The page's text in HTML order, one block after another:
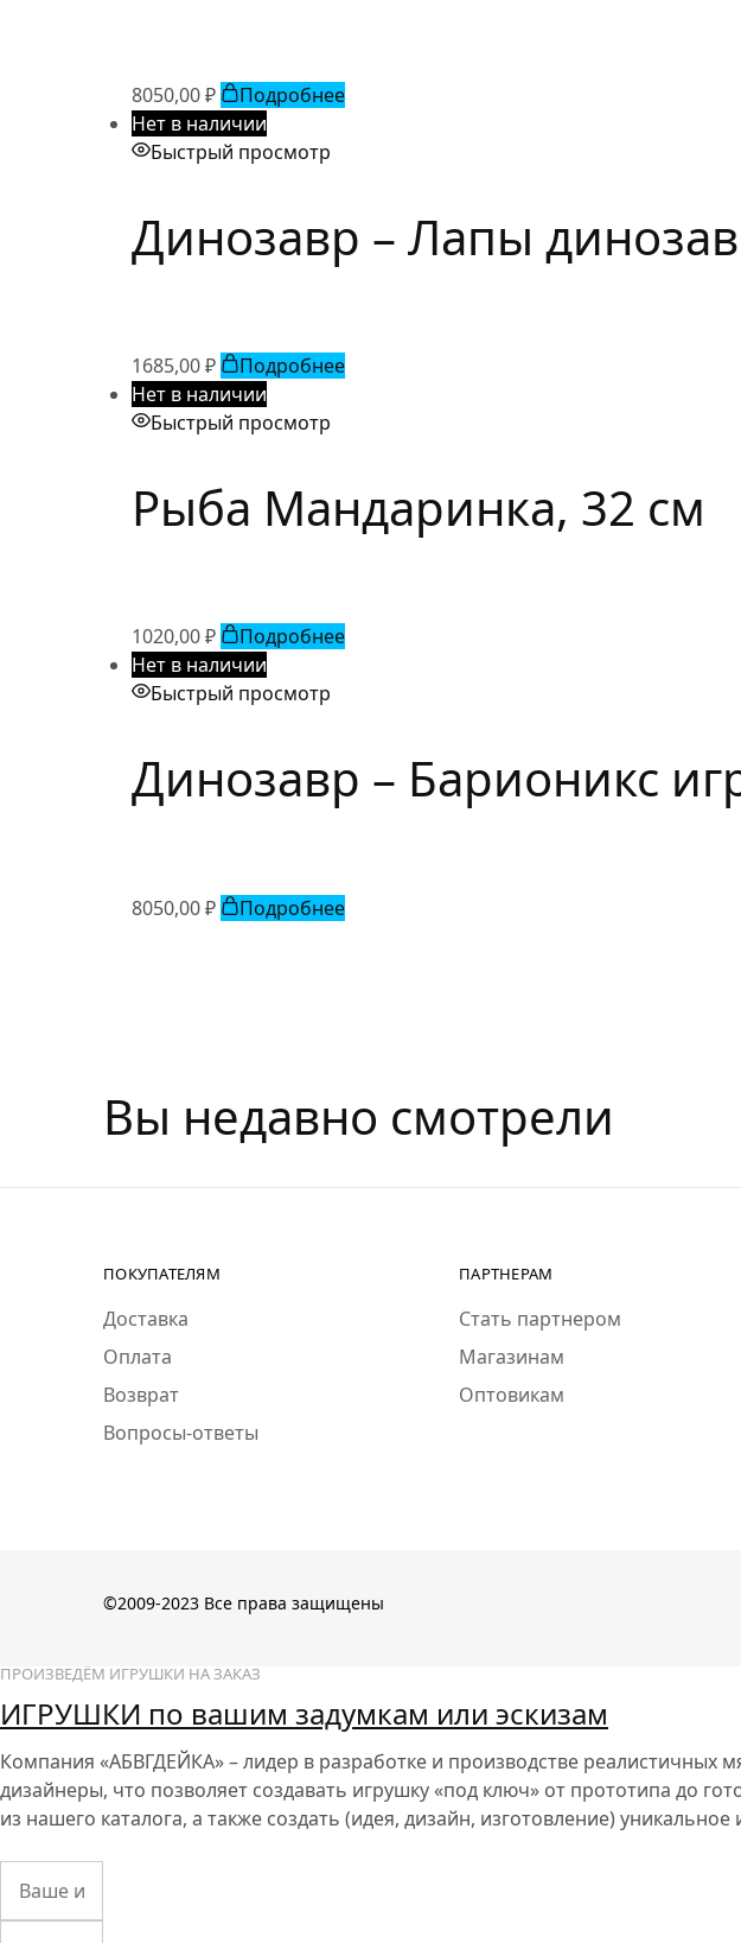
8050,00₽
Подробнее
Нет в наличии
Быстрый просмотр
Динозавр – Лапы
1685,00₽
Подробнее
Нет в наличии
Быстрый просмотр
Рыба Мандаринка, 32 см
1020,00₽
Подробнее
Нет в наличии
Быстрый просмотр
Динозавр – Барионикс
8050,00₽ Подробнее
Вы недавно смотрели
ПОКУПАТЕЛЯМ
Доставка
Оплата
Возврат
Вопросы-ответы
ПАРТНЕРАМ
Стать партнером
Магазинам
Оптовикам
©2009-2023 Все права защищены
ПРОИЗВЕДЁМ ИГРУШКИ НА ЗАКАЗ
ИГРУШКИ по вашим задумкам или эскизам
Компания «АБВГДЕЙКА»– лидер в разработке и производстве реалистичных
дизайнеры, что позволяет создавать игрушку «под ключ» от прототипа до
из нашего каталога, а также создать (идея, дизайн, изготовление) уникальное